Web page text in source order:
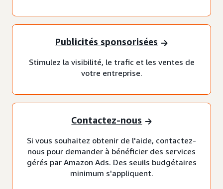
Publicités sponsorisées
Stimulez la visibilité, le trafic et les ventes de
votre entreprise.
Contactez-nous
Si vous souhaitez obtenir de l'aide, contactez-
nous pour demander à bénéficier des services
gérés par Amazon Ads. Des seuils budgétaires
minimum s'appliquent.